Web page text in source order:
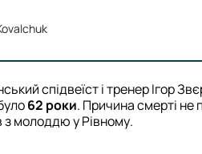
спідвеїст і тренер Ігор
62 роки. Причина смерті не
з молоддю у Рівному.